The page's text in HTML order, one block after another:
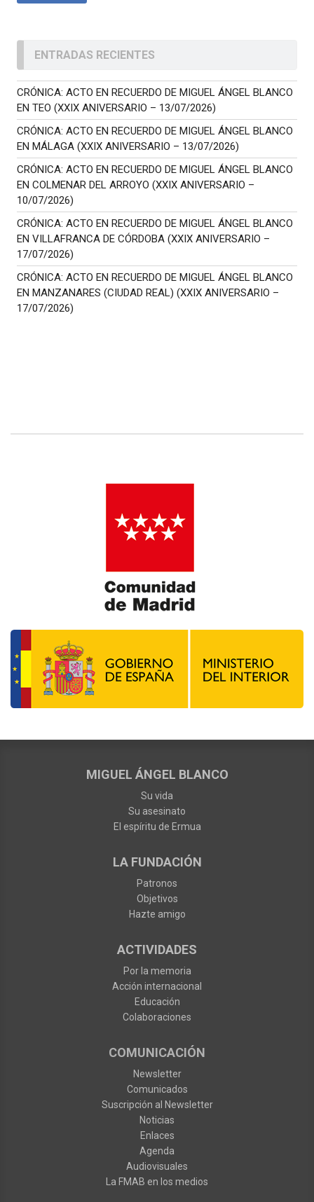
ENTRADAS RECIENTES
CRÓNICA: ACTO EN RECUERDO DE MIGUEL ÁNGEL BLANCO
EN TEO (XXIX ANIVERSARIO – 13/07/2026)
CRÓNICA: ACTO EN RECUERDO DE MIGUEL ÁNGEL BLANCO
EN MÁLAGA (XXIX ANIVERSARIO – 13/07/2026)
CRÓNICA: ACTO EN RECUERDO DE MIGUEL ÁNGEL BLANCO
EN COLMENAR DEL ARROYO (XXIX ANIVERSARIO –
10/07/2026)
CRÓNICA: ACTO EN RECUERDO DE MIGUEL ÁNGEL BLANCO
EN VILLAFRANCA DE CÓRDOBA (XXIX ANIVERSARIO –
17/07/2026)
CRÓNICA: ACTO EN RECUERDO DE MIGUEL ÁNGEL BLANCO
EN MANZANARES (CIUDAD REAL) (XXIX ANIVERSARIO –
17/07/2026)
MIGUEL ÁNGEL BLANCO
Su vida
Su asesinato
El espíritu de Ermua
LA FUNDACIÓN
Patronos
Objetivos
Hazte amigo
ACTIVIDADES
Por la memoria
Acción internacional
Educación
Colaboraciones
COMUNICACIÓN
Newsletter
Comunicados
Suscripción al Newsletter
Noticias
Enlaces
Agenda
Audiovisuales
La FMAB en los medios